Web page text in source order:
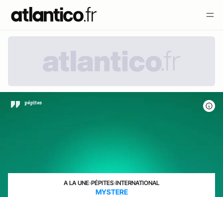
A LA UNE›PÉPITES›INTERNATIONAL
MYSTERE